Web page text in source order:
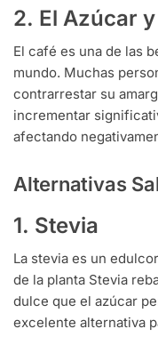
2. El Azúcar
El café es una de las
mundo. Muchas
contrarrestar su
incrementar
afectando
Alternativas
1. Stevia
La stevia es un
de la planta Stevia
dulce que el azúcar
excelente alternativa